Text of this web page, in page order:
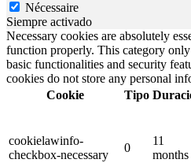
Nécessaire
Siempre activado
Necessary cookies are absolutely
function properly. This category
basic functionalities and security
cookies do not store any personal
Cookie
Tipo
cookielawinfo-
checkbox-necessary
0
11
months